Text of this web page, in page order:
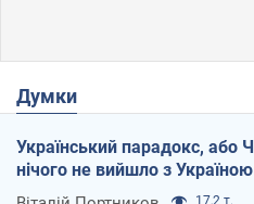
Думки
Український парадокс, або
нічого не вийшло з Україною
17,2 т.